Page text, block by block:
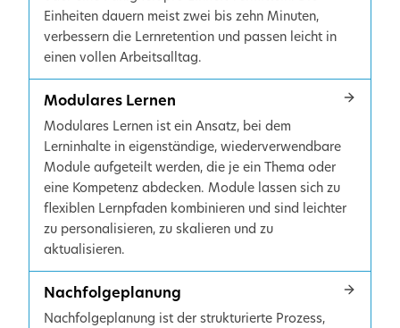
Einheiten dauern meist zwei bis zehn Minuten,
verbessern die Lernretention und passen leicht in
einen vollen Arbeitsalltag.
Modulares Lernen
Modulares Lernen ist ein Ansatz, bei dem
Lerninhalte in eigenständige, wiederverwendbare
Module aufgeteilt werden, die je ein Thema oder
eine Kompetenz abdecken. Module lassen sich zu
flexiblen Lernpfaden kombinieren und sind leichter
zu personalisieren, zu skalieren und zu
aktualisieren.
Nachfolgeplanung
Nachfolgeplanung ist der strukturierte Prozess,